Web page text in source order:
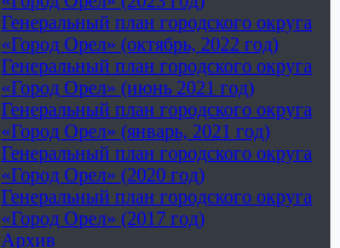
Генеральный план городского округа
«Город Орел» (октябрь, 2022 год)
Генеральный план городского округа
«Город Орел» (июнь 2021 год)
Генеральный план городского округа
«Город Орел» (январь, 2021 год)
Генеральный план городского округа
«Город Орел» (2020 год)
Генеральный план городского округа
«Город Орел» (2017 год)
Архив